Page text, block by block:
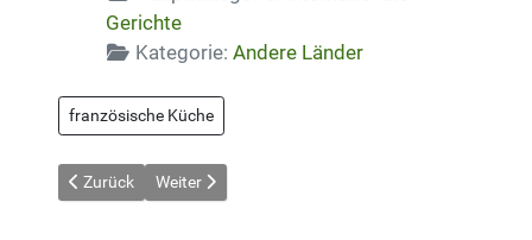
Gerichte
Kategorie: Andere Länder
französische Küche
Vorheriger Beitrag: Coq au Vin
Zurück Nächster Beitrag: Fruchtiges Reis-Curry
Weiter